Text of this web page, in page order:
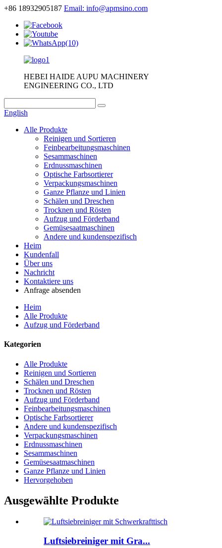
+86 18932905187 Email: info@apmsino.com
HEBEI HAIDE AUPU MACHINERY
ENGINEERING CO., LTD
English
Alle Produkte
Reinigen und Sortieren
Feinbearbeitungsmaschinen
Sesammaschinen
Erdnussmaschinen
Optische Farbsortierer
Verpackungsmaschinen
Ganze Pflanze und Linien
Schälen und Dreschen
Trocknen und Rösten
Aufzug und Förderband
Gemüsesaatmaschinen
Andere und kundenspezifisch
Heim
Kundenfall
Über uns
Nachricht
Kontaktiere uns
Anfrage absenden
Heim
Alle Produkte
Aufzug und Förderband
Kategorien
Alle Produkte
Reinigen und Sortieren
Schälen und Dreschen
Trocknen und Rösten
Aufzug und Förderband
Feinbearbeitungsmaschinen
Optische Farbsortierer
Andere und kundenspezifisch
Verpackungsmaschinen
Erdnussmaschinen
Sesammaschinen
Gemüsesaatmaschinen
Ganze Pflanze und Linien
Hervorgehoben
Ausgewählte Produkte
Luftsiebreiniger mit Gra...